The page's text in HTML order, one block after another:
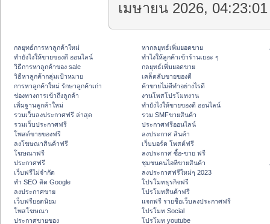
เมษายน 2026,
กลยุทธ์การหาลูกค้าใหม่
ทํายังไงให้ขายของดี ออนไลน์
วิธีการหาลูกค้าของ sale
วิธีหาลูกค้ากลุ่มเป้าหมาย
การหาลูกค้าใหม่ รักษาลูกค้าเก่า
ช่องทางการเข้าถึงลูกค้า
เพิ่มฐานลูกค้าใหม่
รวมเว็บลงประกาศฟรี ล่าสุด
รวมเว็บประกาศฟรี
โพสต์ขายของฟรี
ลงโฆษณาสินค้าฟรี
โฆษณาฟรี
ประกาศฟรี
เว็บฟรีไม่จำกัด
ทำ SEO ติด Google
ลงประกาศขาย
เว็บฟรียอดนิยม
โพสโฆษณา
ประกาศขายของ
หากลยุทธ์เพิ่มยอดขาย
ทําไงให้ลูกค้าเข้าร้านเยอะ ๆ
กลยุทธ์เพิ่มยอดขาย
เคล็ดลับขายของดี
ค้าขายไม่ดีทำอย่างไรดี
งานโพสโปรโมทงาน
ทํายังไงให้ขายของดี ออนไลน์
รวม SMFขายสินค้า
ประกาศฟรีออนไลน์
ลงประกาศ สินค้า
เว็บบอร์ด โพสต์ฟรี
ลงประกาศ ซื้อ-ขาย ฟรี
ชุมชนคนไอทีขายสินค้า
ลงประกาศฟรีใหม่ๆ 2023
โปรโมทธุรกิจฟรี
โปรโมทสินค้าฟรี
แจกฟรี รายชื่อเว็บลงประกาศฟรี
โปรโมท Social
โปรโมท youtube